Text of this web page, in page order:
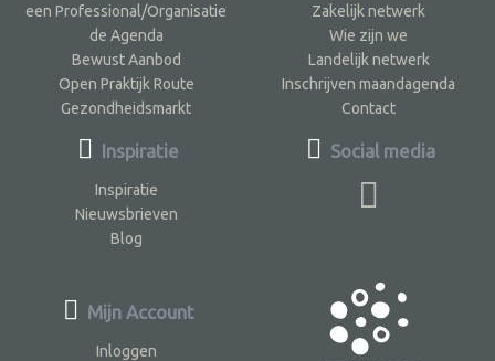
een Professional/Organisatie
de Agenda
Bewust Aanbod
Open Praktijk Route
Gezondheidsmarkt
Inspiratie
Inspiratie
Nieuwsbrieven
Blog
Zakelijk netwerk
Wie zijn we
Landelijk netwerk
Inschrijven maandagenda
Contact
Social media
Mijn Account
Inloggen